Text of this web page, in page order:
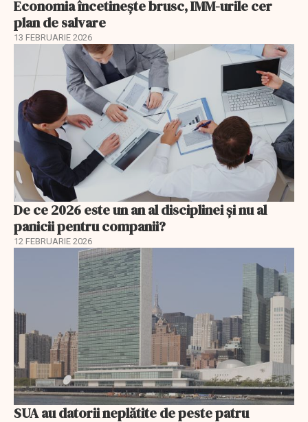
Economia încetinește brusc, IMM-urile cer
plan de salvare
13 FEBRUARIE 2026
De ce 2026 este un an al disciplinei și nu al
panicii pentru companii?
12 FEBRUARIE 2026
SUA au datorii neplătite de peste patru